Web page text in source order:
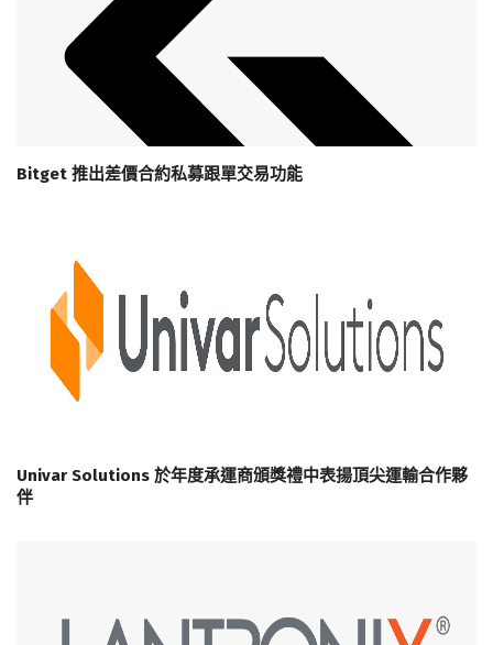
Bitget 推出差價合約私募跟單交易功能
Univar Solutions 於年度承運商頒獎禮中表揚頂尖運輸合作夥
伴